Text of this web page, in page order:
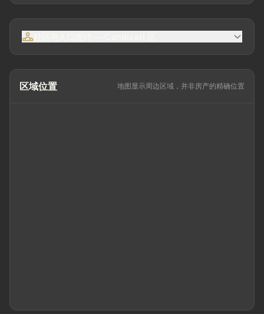
车位 – 车辆停放区域。 电力3,500瓦 | 自流井水 空调 热水器
区域位置 地图显示周边区域，并非房产的精确位置